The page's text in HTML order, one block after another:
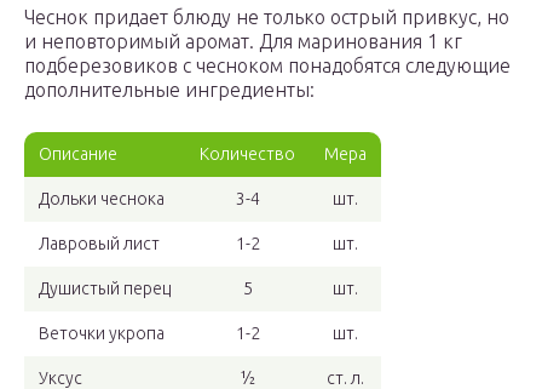
Чеснок придает блюду не только острый привкус, но
и неповторимый аромат. Для маринования 1 кг
подберезовиков с чесноком понадобятся следующие
дополнительные ингредиенты:
Описание Количество Мера
Дольки чеснока 3-4 шт.
Лавровый лист 1-2 шт.
Душистый перец 5 шт.
Веточки укропа 1-2 шт.
Уксус ½ ст. л.